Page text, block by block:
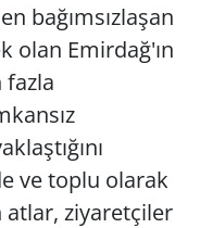
bağımsızlaşan
olan Emirdağ'ın
ve toplu olarak
ziyaretçiler